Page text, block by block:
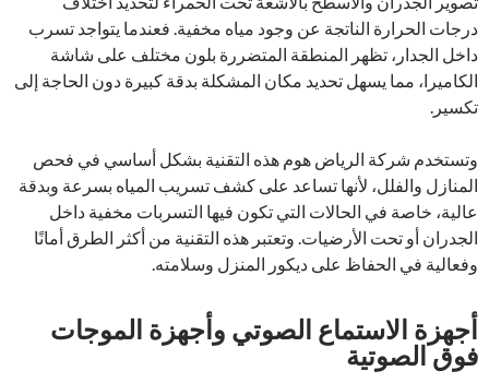
درجات الحرارة الناتجة عن وجود مياه مخفية. فعندما يتواجد تسرب
داخل الجدار، تظهر المنطقة المتضررة بلون مختلف على شاشة
الكاميرا، مما يسهل تحديد مكان المشكلة بدقة كبيرة دون الحاجة إلى
تكسير.
وتستخدم شركة الرياض هوم هذه التقنية بشكل أساسي في فحص
المنازل والفلل، لأنها تساعد على كشف تسريب المياه بسرعة وبدقة
عالية، خاصة في الحالات التي تكون فيها التسربات مخفية داخل
الجدران أو تحت الأرضيات. وتعتبر هذه التقنية من أكثر الطرق أمانًا
وفعالية في الحفاظ على ديكور المنزل وسلامته.
أجهزة الاستماع الصوتي وأجهزة الموجات
فوق الصوتية